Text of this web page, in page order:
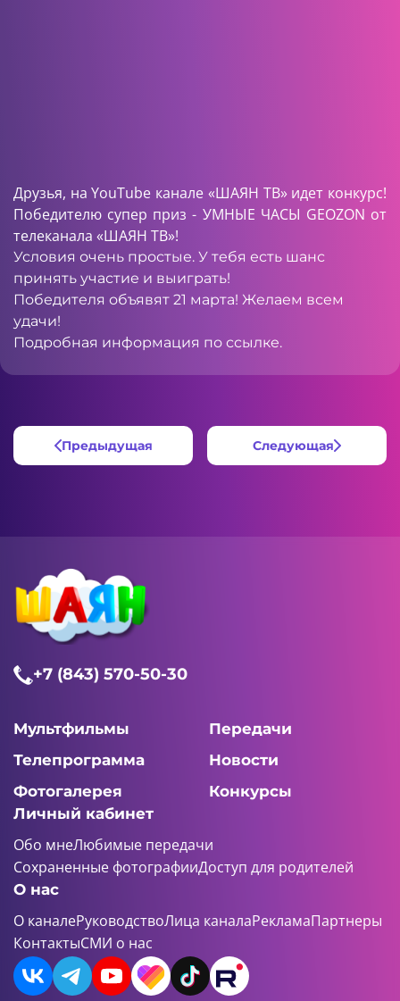
Друзья, наYouTube канале «ШАЯН ТВ» идет конкурс!
Победителю супер приз - УМНЫЕ ЧАСЫ GEOZON от
телеканала «ШАЯН ТВ»!
Условия очень простые. У тебя есть шанс
принять участие и выиграть!
Победителя объявят 21 марта! Желаем всем
удачи!
Подробная информация по ссылке.
Предыдущая Следующая
+7 (843) 570-50-30
Мультфильмы
Передачи
Телепрограмма
Новости
Фотогалерея
Конкурсы
Личный кабинет
Обо мнеЛюбимые передачи
Сохраненные фотографииДоступ для родителей
О нас
О каналеРуководствоЛица каналаРекламаПартнеры
КонтактыСМИ о нас